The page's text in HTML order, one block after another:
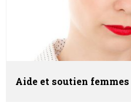
Aide et soutien femmes